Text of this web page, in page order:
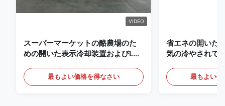
VIDEO
スーパーマーケットの酪農場のた
めの開いた表示冷却装置およびLED
最もよい価格を得なさい
省エネの開いた
気の冷やされて
最もよい価